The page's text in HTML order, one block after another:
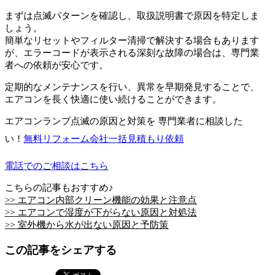
まずは点滅パターンを確認し、取扱説明書で原因を特定しま
しょう。
簡単なリセットやフィルター清掃で解決する場合もあります
が、エラーコードが表示される深刻な故障の場合は、専門業
者への依頼が安心です。
定期的なメンテナンスを行い、異常を早期発見することで、
エアコンを長く快適に使い続けることができます。
エアコンランプ点滅の原因と対策を 専門業者に相談した
い！ 無料リフォーム会社一括見積もり依頼
電話でのご相談はこちら
こちらの記事もおすすめ♪
>> エアコン内部クリーン機能の効果と注意点
>> エアコンで湿度が下がらない原因と対処法
>> 室外機から水が出ない原因と予防策
この記事をシェアする